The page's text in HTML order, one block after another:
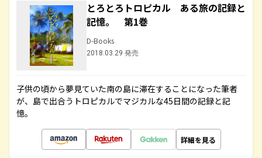
とろとろトロピカル ある旅の記録と
記憶。 第1巻
D-Books
2018.03.29 発売
子供の頃から夢見ていた南の島に滞在することになった筆者
が、島で出合うトロピカルでマジカルな45日間の記録と記
憶。
詳細を見る